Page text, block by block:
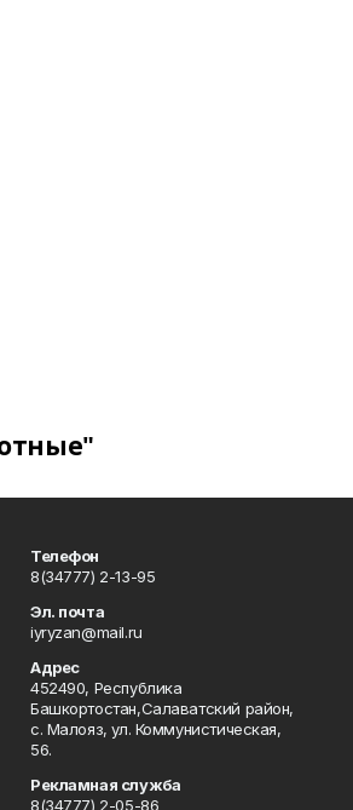
Телефон
8(34777) 2-13-95
Эл. почта
iyryzan@mail.ru
Адрес
452490, Республика
Башкортостан,Салаватский район,
с. Малояз, ул. Коммунистическая,
56.
Рекламная служба
8(34777) 2-05-86